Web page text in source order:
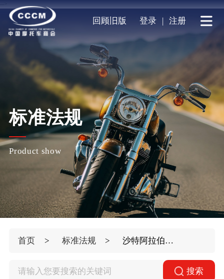
-->
回顾旧版 登录 注册
标准法规
Product show
首页 标准法规 沙特阿拉伯修订摩托车技术法规
搜索